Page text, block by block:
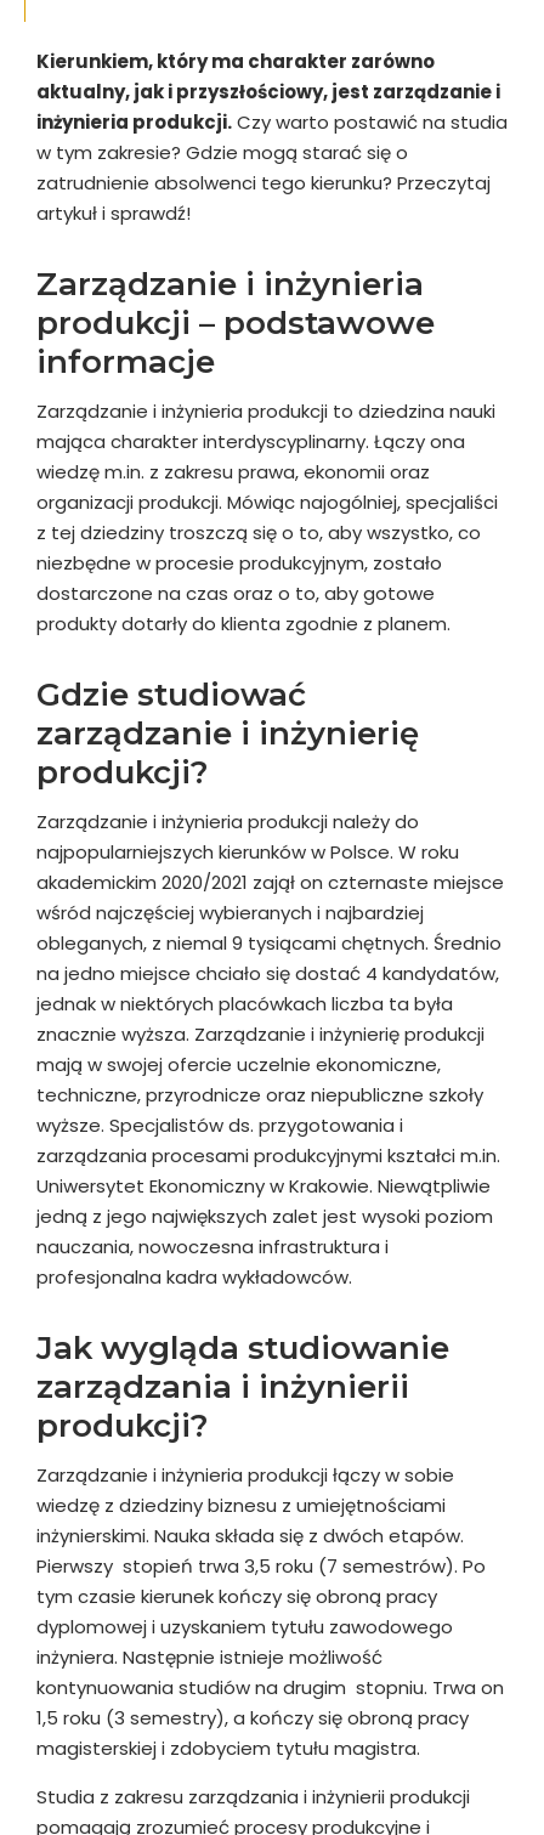
Kierunkiem, który ma charakter zarówno
aktualny, jak i przyszłościowy, jest zarządzanie i
inżynieria produkcji.Czy warto postawić na studia
w tym zakresie? Gdzie mogą starać się o
zatrudnienie absolwenci tego kierunku? Przeczytaj
artykuł i sprawdź!
Zarządzanie i inżynieria
produkcji – podstawowe
informacje
Zarządzanie i inżynieria produkcji to dziedzina nauki
mająca charakter interdyscyplinarny. Łączy ona
wiedzę m.in. z zakresu prawa, ekonomii oraz
organizacji produkcji. Mówiąc najogólniej, specjaliści
z tej dziedziny troszczą się o to, aby wszystko, co
niezbędne w procesie produkcyjnym, zostało
dostarczone na czas oraz o to, aby gotowe
produkty dotarły do klienta zgodnie z planem.
Gdzie studiować
zarządzanie i inżynierię
produkcji?
Zarządzanie i inżynieria produkcji należy do
najpopularniejszych kierunków w Polsce. W roku
akademickim 2020/2021 zajął on czternaste miejsce
wśród najczęściej wybieranych i najbardziej
obleganych, z niemal 9 tysiącami chętnych. Średnio
na jedno miejsce chciało się dostać 4 kandydatów,
jednak w niektórych placówkach liczba ta była
znacznie wyższa. Zarządzanie i inżynierię produkcji
mają w swojej ofercie uczelnie ekonomiczne,
techniczne, przyrodnicze oraz niepubliczne szkoły
wyższe. Specjalistów ds. przygotowania i
zarządzania procesami produkcyjnymi kształci m.in.
Uniwersytet Ekonomiczny w Krakowie. Niewątpliwie
jedną z jego największych zalet jest wysoki poziom
nauczania, nowoczesna infrastruktura i
profesjonalna kadra wykładowców.
Jak wygląda studiowanie
zarządzania i inżynierii
produkcji?
Zarządzanie i inżynieria produkcji łączy w sobie
wiedzę z dziedziny biznesu z umiejętnościami
inżynierskimi. Nauka składa się z dwóch etapów.
Pierwszy stopień trwa 3,5 roku (7 semestrów). Po
tym czasie kierunek kończy się obroną pracy
dyplomowej i uzyskaniem tytułu zawodowego
inżyniera. Następnie istnieje możliwość
kontynuowania studiów na drugim stopniu. Trwa on
1,5 roku (3 semestry), a kończy się obroną pracy
magisterskiej i zdobyciem tytułu magistra.
Studia z zakresu zarządzania i inżynierii produkcji
pomagają zrozumieć procesy produkcyjne i